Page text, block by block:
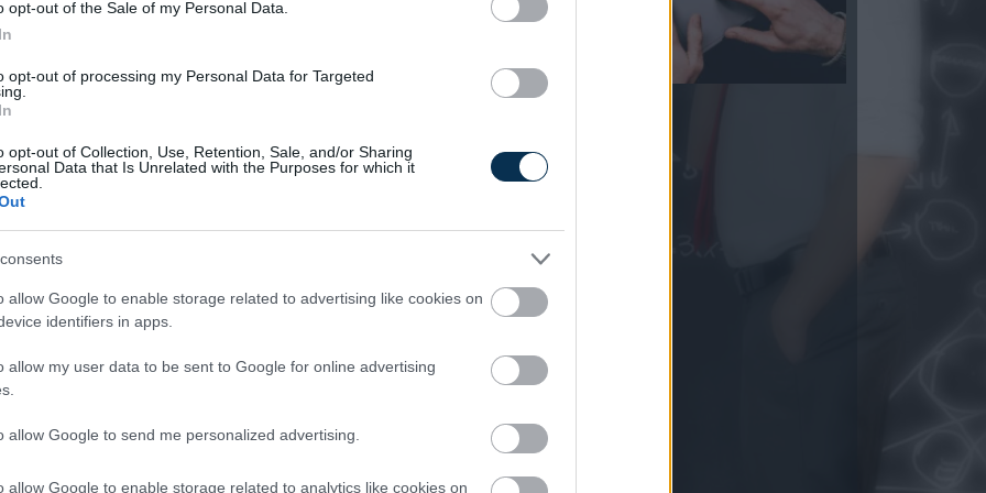
opt-out of the Sale of my Personal Data.
opt-out of processing my Personal Data for Targeted
opt-out of Collection, Use, Retention, Sale, and/or Sharing
Data that Is Unrelated with the Purposes for which it
allow Google to enable storage related to advertising like cookies on
identifiers in apps.
allow my user data to be sent to Google for online advertising
allow Google to send me personalized advertising.
allow Google to enable storage related to analytics like cookies on
a kikapcsolására. Ez roppant
tudni a magánéletünket.
elindíthatja a szekrényben pihenő
hogy csak bekapcsolt állapotban
akkor, ha Bluetooth segítségével
függetlenül az appot jelszóval védeni,
szexuális